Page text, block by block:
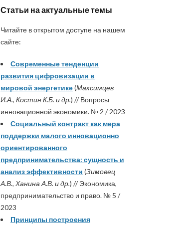
Статьи на актуальные темы
Читайте в открытом доступе на нашем
сайте:
Современные тенденции
развития цифровизации в
мировой энергетике(Максимцев
И.А., Костин К.Б. и др.) // Вопросы
инновационной экономики. № 2 / 2023
Социальный контракт как мера
поддержки малого инновационно
ориентированного
предпринимательства: сущность и
анализ эффективности (Зимовец
А.В., Ханина А.В. и др.) // Экономика,
предпринимательство и право. № 5 /
2023
Принципы построения